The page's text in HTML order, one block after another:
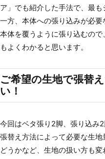
ア」でも紹介した手法で、最も
一方、本体への張り込みが必
本体を覆うように張り込むの
もよくわかると思います。
ご希望の生地で張替
い！
今回はベタ張り2脚、張り込み
張替え方法によって必要な生
どうかなど、生地の扱い方も変